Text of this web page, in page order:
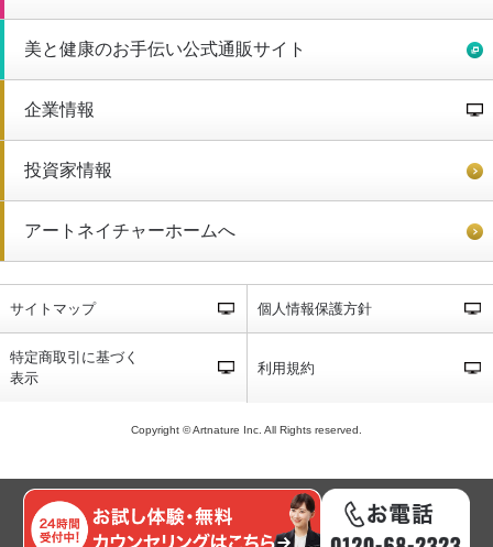
美と健康のお手伝い公式通販サイト
企業情報
投資家情報
アートネイチャーホームへ
サイトマップ 個人情報保護方針
特定商取引に基づく
表示
利用規約
Copyright © Artnature Inc. All Rights reserved.